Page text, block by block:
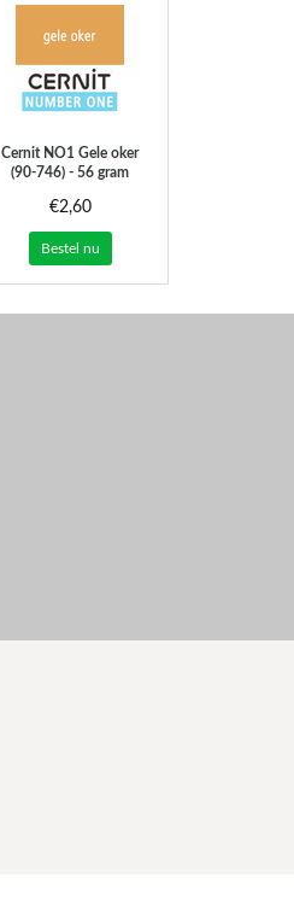
CernitNO1 Gele oker
(90-746) - 56 gram
€2,60
Bestel nu